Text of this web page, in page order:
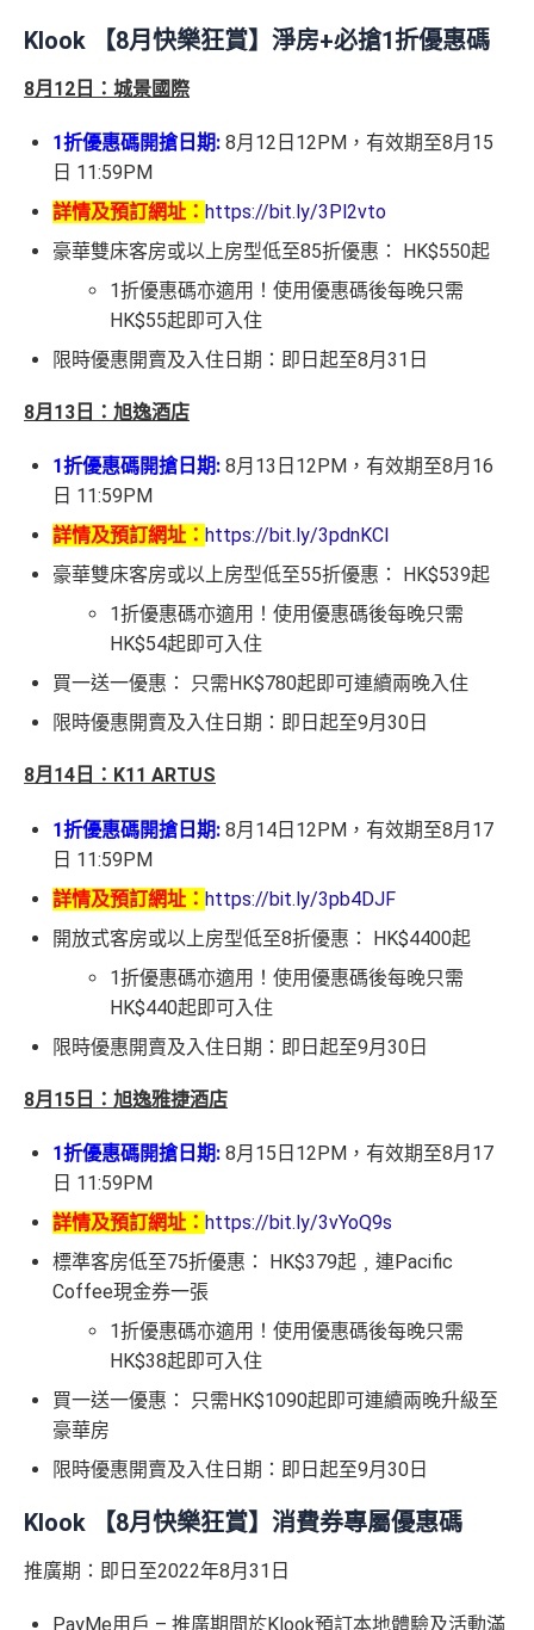
Klook 【8月快樂狂賞】淨房+必搶1折優惠碼
8月12日：城景國際
1折優惠碼開搶日期: 8月12日12PM，有效期至8月15
日 11:59PM
詳情及預訂網址： https://bit.ly/3Pl2vto
豪華雙床客房或以上房型低至85折優惠： HK$550起
1折優惠碼亦適用！使用優惠碼後每晚只需
HK$55起即可入住
限時優惠開賣及入住日期：即日起至8月31日
8月13日：旭逸酒店
1折優惠碼開搶日期: 8月13日12PM，有效期至8月16
日 11:59PM
詳情及預訂網址： https://bit.ly/3pdnKCI
豪華雙床客房或以上房型低至55折優惠： HK$539起
1折優惠碼亦適用！使用優惠碼後每晚只需
HK$54起即可入住
買一送一優惠： 只需HK$780起即可連續兩晚入住
限時優惠開賣及入住日期：即日起至9月30日
8月14日：K11 ARTUS
1折優惠碼開搶日期: 8月14日12PM，有效期至8月17
日 11:59PM
詳情及預訂網址： https://bit.ly/3pb4DJF
開放式客房或以上房型低至8折優惠： HK$4400起
1折優惠碼亦適用！使用優惠碼後每晚只需
HK$440起即可入住
限時優惠開賣及入住日期：即日起至9月30日
8月15日：旭逸雅捷酒店
1折優惠碼開搶日期: 8月15日12PM，有效期至8月17
日 11:59PM
詳情及預訂網址： https://bit.ly/3vYoQ9s
標準客房低至75折優惠： HK$379起﹐連Pacific
Coffee現金券一張
1折優惠碼亦適用！使用優惠碼後每晚只需
HK$38起即可入住
買一送一優惠： 只需HK$1090起即可連續兩晚升級至
豪華房
限時優惠開賣及入住日期：即日起至9月30日
Klook 【8月快樂狂賞】消費券專屬優惠碼
推廣期：即日至2022年8月31日
PayMe用戶 – 推廣期間於Klook預訂本地體驗及活動滿